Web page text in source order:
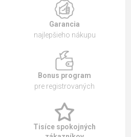
Garancia
najlepšieho nákupu
Bonus program
pre registrovaných
Tisíce spokojných